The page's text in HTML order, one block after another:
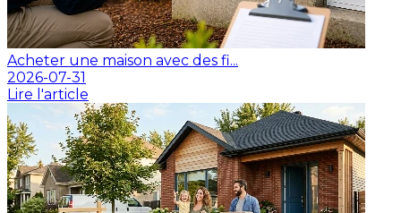
Acheter une maison avec des fi...
2026-07-31
Lire l'article